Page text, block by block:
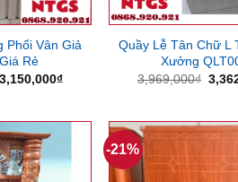
Phối Vân Giả
Rẻ
Giá
3,150,000₫Giá
3,150,000₫.
Quầy Lễ Tân Chữ L
Xưởng
3,969,000₫ Giá
-21%